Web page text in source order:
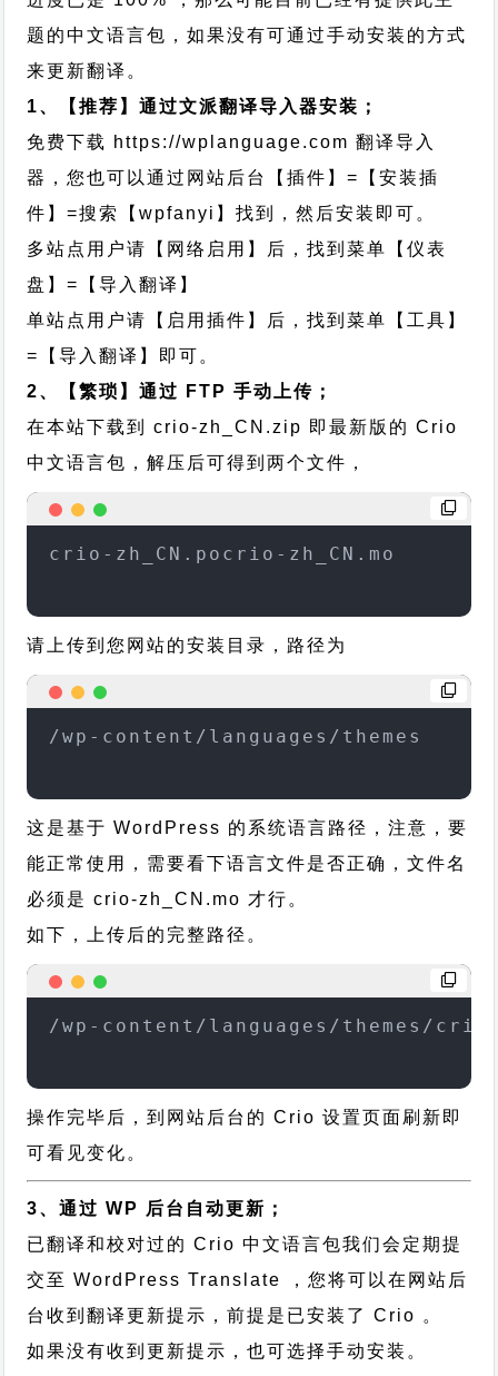
题的中文语言包，如果没有可通过手动安装的方式
来更新翻译。
1、【推荐】通过文派翻译导入器安装；
免费下载 https://wplanguage.com 翻译导入
器，您也可以通过网站后台【插件】=【安装插
件】=搜索【wpfanyi】找到，然后安装即可。
多站点用户请【网络启用】后，找到菜单【仪表
盘】=【导入翻译】
单站点用户请【启用插件】后，找到菜单【工具】
=【导入翻译】即可。
2、【繁琐】通过 FTP 手动上传；
在本站下载到crio-zh_CN.zip 即最新版的 Crio
中文语言包，解压后可得到两个文件，
crio-zh_CN.pocrio-zh_CN.mo
请上传到您网站的安装目录，路径为
/wp-content/languages/themes
这是基于 WordPress 的系统语言路径，注意，要
能正常使用，需要看下语言文件是否正确，文件名
必须是 crio-zh_CN.mo 才行。
如下，上传后的完整路径。
/wp-content/languages/themes/crio-
操作完毕后，到网站后台的 Crio 设置页面刷新即
可看见变化。
3、通过 WP 后台自动更新；
已翻译和校对过的 Crio 中文语言包我们会定期提
交至 WordPress Translate ，您将可以在网站后
台收到翻译更新提示，前提是已安装了 Crio 。
如果没有收到更新提示，也可选择手动安装。